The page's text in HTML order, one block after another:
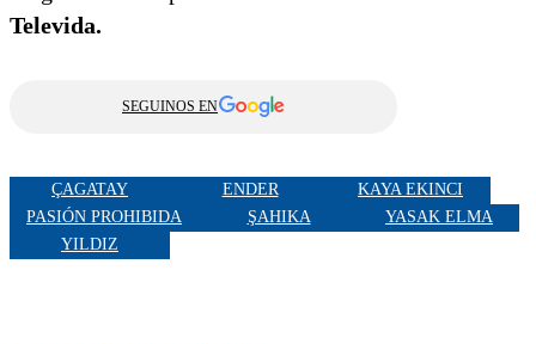
Televida.
SEGUINOS EN
ÇAGATAY ENDER
KAYA EKINCI
PASIÓN PROHIBIDA
ŞAHIKA
YASAK ELMA
YILDIZ